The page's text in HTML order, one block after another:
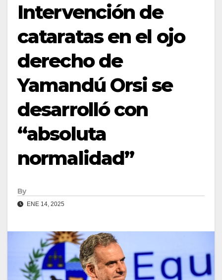
Intervención de
cataratas en el ojo
derecho de
Yamandú Orsi se
desarrolló con
“absoluta
normalidad”
By
ENE 14, 2025